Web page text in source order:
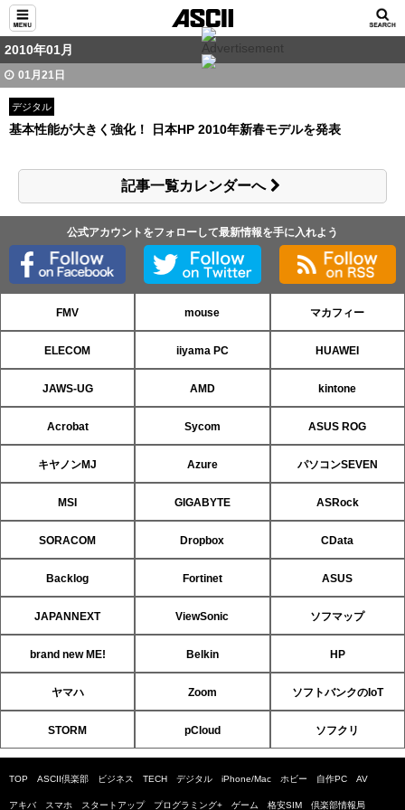
2010年01月
01月21日
デジタル
基本性能が大きく強化！ 日本HP 2010年新春モデルを発表
記事一覧カレンダーへ
公式アカウントをフォローして最新情報を手に入れよう
FMV mouse マカフィー
ELECOM iiyama PC HUAWEI
JAWS-UG AMD kintone
Acrobat Sycom ASUS ROG
キヤノンMJ Azure パソコンSEVEN
MSI GIGABYTE ASRock
SORACOM Dropbox CData
Backlog Fortinet ASUS
JAPANNEXT ViewSonic ソフマップ
brand new ME! Belkin HP
ヤマハ Zoom ソフトバンクのIoT
STORM pCloud ソフクリ
TOP ASCII倶楽部 ビジネス TECH デジタル iPhone/Mac ホビー 自作PC AV
アキバ スマホ スタートアップ プログラミング+ ゲーム 格安SIM 倶楽部情報局